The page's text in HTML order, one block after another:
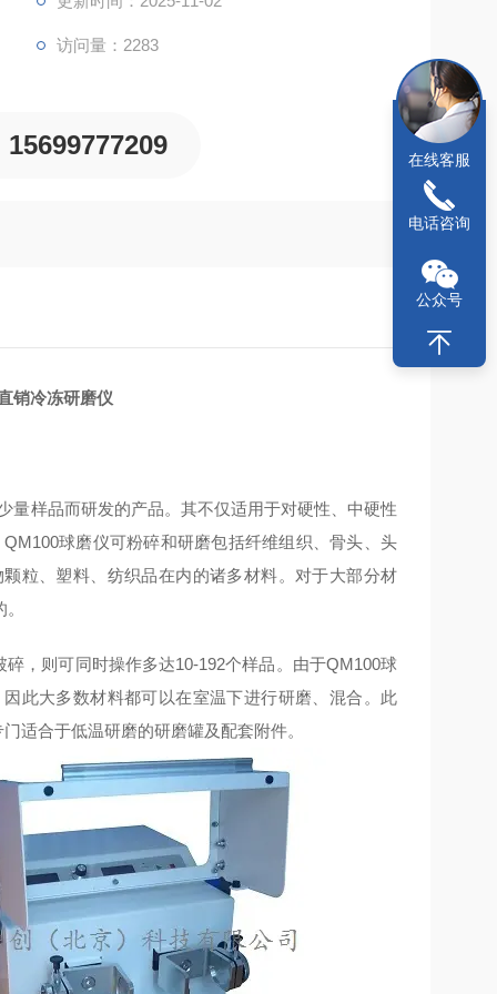
访问量：2283
15699777209
销冷冻研磨仪
量样品而研发的产品。其不仅适用于对硬性、中硬性
球磨仪可粉碎和研磨包括纤维组织、骨头、头
粒、塑料、纺织品在内的诸多材料。对于大部分材
，则可同时操作多达10-192个样品。由于QM100球
此大多数材料都可以在室温下进行研磨、混合。此
适合于低温研磨的研磨罐及配套附件。
在线客服
电话咨询
公众号